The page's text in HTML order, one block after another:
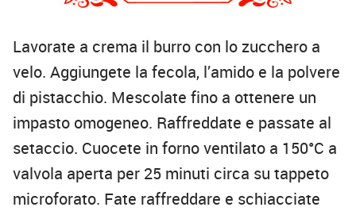
Lavorate a crema il burro con lo zucchero a
velo. Aggiungete la fecola, l’amido e la polvere
di pistacchio. Mescolate fino a ottenere un
impasto omogeneo. Raffreddate e passate al
setaccio. Cuocete in forno ventilato a 150°C a
valvola aperta per 25 minuti circa su tappeto
microforato. Fate raffreddare e schiacciate